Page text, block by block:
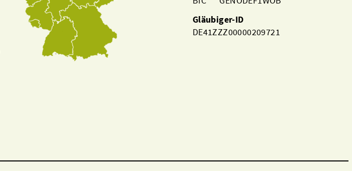
Gläubiger-ID
DE41ZZZ00000209721